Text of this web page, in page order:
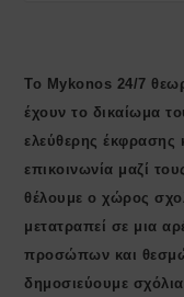
Το Mykonos 24/7
έχουν το δικαίωμα
ελεύθερης έκφρασης
επικοινωνία μαζί
θέλουμε ο χώρος
μετατραπεί σε μια
προσώπων και
δημοσιεύουμε